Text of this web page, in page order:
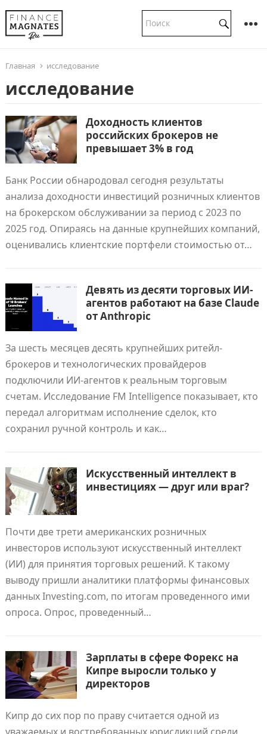
Главная исследование
исследование
Доходность клиентов
российских брокеров не
превышает 3% в год
Банк России обнародовал сегодня результаты
анализа доходности инвестиций розничных клиентов
на брокерском обслуживании за период с 2023 по
2025 год. Опираясь на данные крупнейших компаний,
оценивались клиентские портфели стоимостью от…
Девять из десяти торговых ИИ-
агентов работают на базе Claude
от Anthropic
За шесть месяцев десять крупнейших ритейл-
брокеров и технологических провайдеров
подключили ИИ-агентов к реальным торговым
счетам. Исследование FM Intelligence показывает, кто
передал алгоритмам исполнение сделок, кто
сохранил ручной контроль и как…
Искусственный интеллект в
инвестициях — друг или враг?
Почти две трети американских розничных
инвесторов используют искусственный интеллект
(ИИ) для принятия торговых решений. К такому
выводу пришли аналитики платформы финансовых
данных Investing.com, по итогам проведенного ими
опроса. Опрос, проведенный…
Зарплаты в сфере Форекс на
Кипре выросли только у
директоров
Кипр до сих пор по праву считается одной из